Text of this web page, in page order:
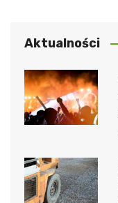
Aktualności